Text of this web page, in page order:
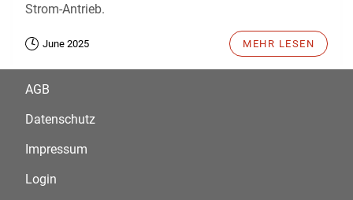
Strom-Antrieb.
June 2025 MEHR LESEN
AGB
Datenschutz
Impressum
Login